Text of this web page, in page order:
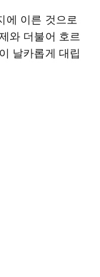
에 이른 것으로
와 더불어 호르
날카롭게 대립